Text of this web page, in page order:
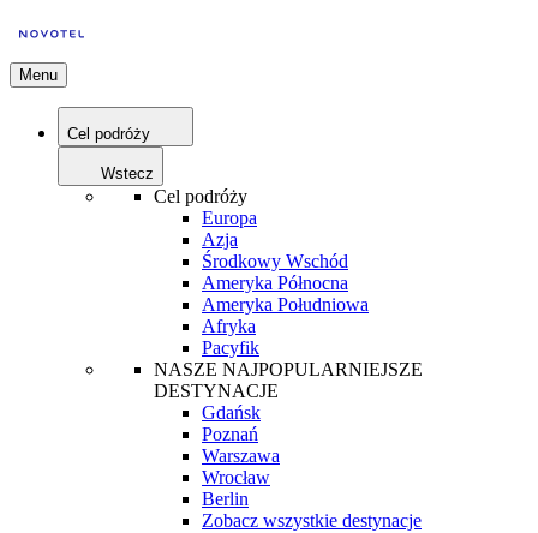
Menu
Cel podróży
Wstecz
Cel podróży
Europa
Azja
Środkowy Wschód
Ameryka Północna
Ameryka Południowa
Afryka
Pacyfik
NASZE NAJPOPULARNIEJSZE
DESTYNACJE
Gdańsk
Poznań
Warszawa
Wrocław
Berlin
Zobacz wszystkie destynacje